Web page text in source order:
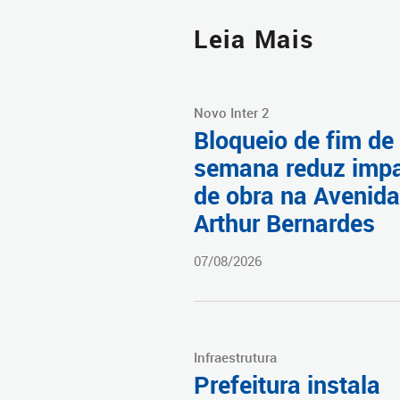
Leia Mais
Novo Inter 2
Bloqueio de fim de
semana reduz
de obra na Avenida
Arthur Bernardes
07/08/2026
Infraestrutura
Prefeitura instala